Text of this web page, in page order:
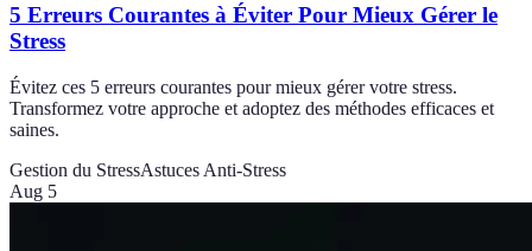
5 Erreurs Courantes à Éviter Pour Mieux Gérer le
Stress
Évitez ces 5 erreurs courantes pour mieux gérer votre stress.
Transformez votre approche et adoptez des méthodes efficaces et
saines.
Gestion du StressAstuces Anti-Stress
Aug 5